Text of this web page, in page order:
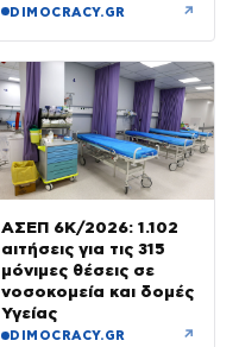
DIMOCRACY.GR ↗
ΑΣΕΠ 6Κ/2026: 1.102
αιτήσεις για τις 315
μόνιμες θέσεις σε
νοσοκομεία και δομές
Υγείας
DIMOCRACY.GR ↗